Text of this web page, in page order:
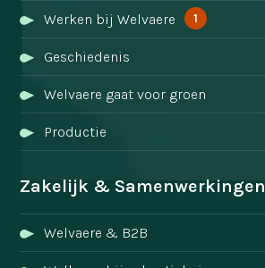
Werken bij Welvaere 1
Geschiedenis
Welvaere gaat voor groen
Productie
Zakelijk & Samenwerkingen
Welvaere & B2B